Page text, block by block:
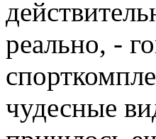
реально, -
чудесные